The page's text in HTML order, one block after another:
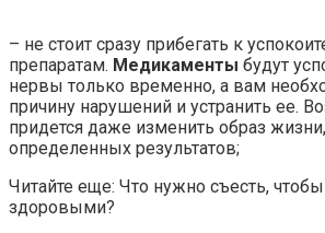
– не стоит сразу прибегать к
препаратам. Медикаменты будут
нервы только временно, а вам
причину нарушений и устранить ее.
придется даже изменить образ
определенных результатов;
Читайте еще: Что нужно съесть,
здоровыми?